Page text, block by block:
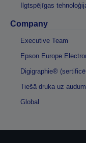
Ilgtspējīgas
Company
Executive Team
Epson Europe
Digigraphie®
Tiešā druka uz
Global